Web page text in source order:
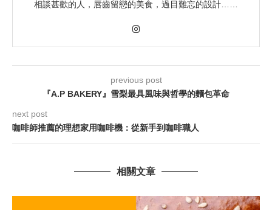
相談甚歡的人，唇齒留戀的美食，過目難忘的設計……
previous post
『A.P BAKERY』雪梨最具風味與哲學的麵包革命
next post
咖啡師推薦的理想家用咖啡機：從新手到咖啡職人
相關文章